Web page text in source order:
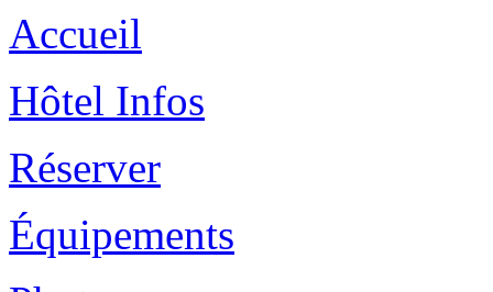
Accueil
Hôtel Infos
Réserver
Équipements